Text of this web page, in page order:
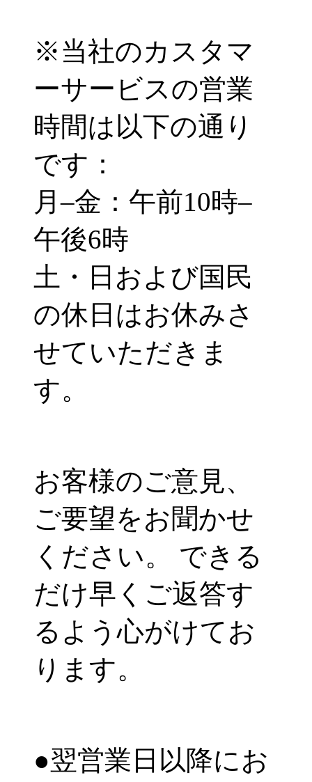
※当社のカスタマ
ーサービスの営業
時間は以下の通り
です：
月–金：午前10時–
午後6時
土・日および国民
の休日はお休みさ
せていただきま
す。
お客様のご意見、
ご要望をお聞かせ
ください。 できる
だけ早くご返答す
るよう心がけてお
ります。
●翌営業日以降にお